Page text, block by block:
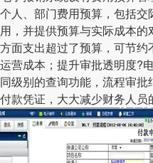
个人、部门费用预算，包括
用，并提供预算与实际成本
方面支出超过了预算，可节
运营成本；提升审批透明度?
同级别的查询功能，流程审
付款凭证，大大减少财务人员